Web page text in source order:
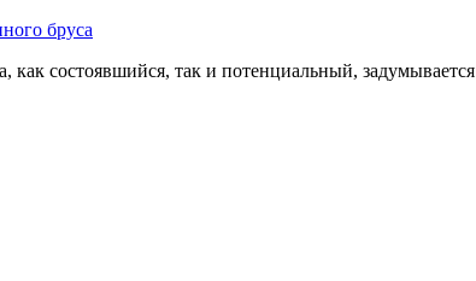
бруса
как состоявшийся, так и потенциальный,